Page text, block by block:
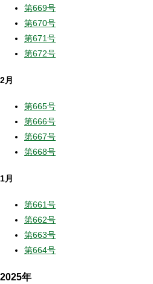
第669号
第670号
第671号
第672号
2月
第665号
第666号
第667号
第668号
1月
第661号
第662号
第663号
第664号
2025年